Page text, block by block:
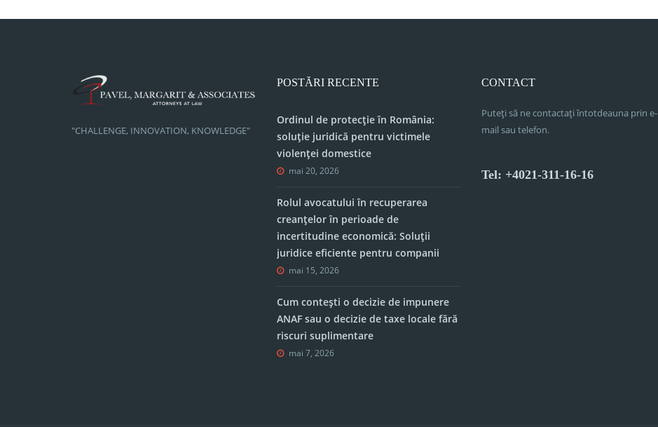
"CHALLENGE, INNOVATION, KNOWLEDGE"
POSTĂRI RECENTE
Ordinul de protecție în România:
soluție juridică pentru victimele
violenței domestice
mai 20, 2026
Rolul avocatului în recuperarea
creanțelor în perioade de
incertitudine economică: Soluții
juridice eficiente pentru companii
mai 15, 2026
Cum contești o decizie de impunere
ANAF sau o decizie de taxe locale fără
riscuri suplimentare
mai 7, 2026
CONTACT
Puteți să ne contactați întotdeauna prin e-
mail sau telefon.
Tel: +4021-311-16-16